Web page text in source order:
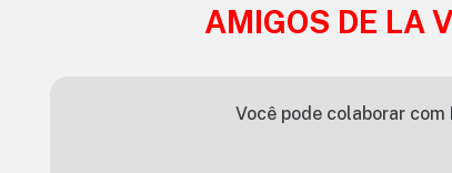
AMIGOS DE LA
Você pode colaborar com